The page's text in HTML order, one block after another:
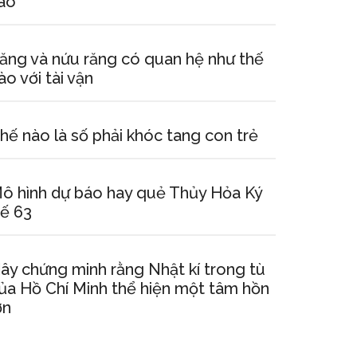
và nứu răng có quan hệ như thế
với tài vận
nào là số phải khóc tang con trẻ
hình dự báo hay quẻ Thủy Hỏa Ký
63
chứng minh rằng Nhật kí trong tù
Hồ Chí Minh thể hiện một tâm hồn